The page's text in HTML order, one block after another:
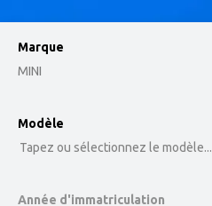
Marque
MINI
option , selected.
Modèle
Tapez ou sélectionnez le modèle...
Année d'immatriculation